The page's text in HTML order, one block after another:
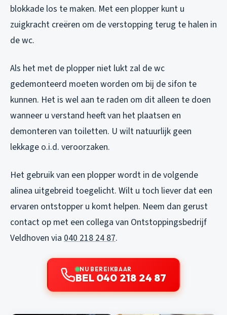
blokkade los te maken. Met een plopper kunt u
zuigkracht creëren om de verstopping terug te halen in
de wc.
Als het met de plopper niet lukt zal de wc
gedemonteerd moeten worden om bij de sifon te
kunnen. Het is wel aan te raden om dit alleen te doen
wanneer u verstand heeft van het plaatsen en
demonteren van toiletten. U wilt natuurlijk geen
lekkage o.i.d. veroorzaken.
Het gebruik van een plopper wordt in de volgende
alinea uitgebreid toegelicht. Wilt u toch liever dat een
ervaren ontstopper u komt helpen. Neem dan gerust
contact op met een collega van Ontstoppingsbedrijf
Veldhoven via 040 218 24 87.
NU BEREIKBAAR
BEL 040 218 24 87